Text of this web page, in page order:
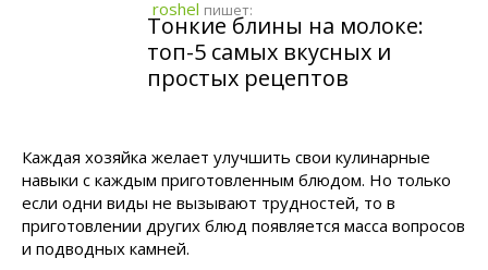
roshel пишет:
Тонкие блины на молоке:
топ-5 самых вкусных и
простых рецептов
Каждая хозяйка желает улучшить свои кулинарные
навыки с каждым приготовленным блюдом. Но только
если одни виды не вызывают трудностей, то в
приготовлении других блюд появляется масса вопросов
и подводных камней.